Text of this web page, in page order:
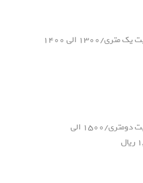
✳️ یونولیت تیرچه کرومیت یک متری/۱۳۰۰ الی ۱۴۰۰
✳️ یونولیت تیرچه کرومیت دومتری/۱۵۰۰ الی